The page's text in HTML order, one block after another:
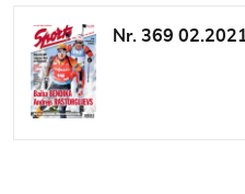
Nr. 369